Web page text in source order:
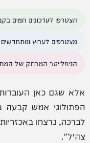
הצטרפו לעדכונים חמים
מצטרפים לערוץ ומתחדשים
הניוזלייטר המרתק של
אלא שגם כאן
הפתולוגי אמש קבעה
לברכה, נרצחו
צה״ל".